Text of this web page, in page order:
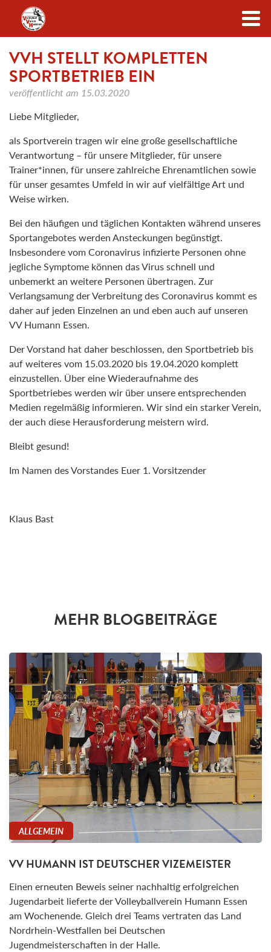
Zum Inhalt
VVH STELLT KOMPLETTEN
SPORTBETRIEB EIN
veröffentlicht am 15.03.2020
Liebe Mitglieder,
als Sportverein tragen wir eine große gesellschaftliche
Verantwortung – für unsere Mitglieder, für unsere
Trainer*innen, für unsere zahlreiche Ehrenamtlichen sowie
für unser gesamtes Umfeld in wir auf vielfältige Art und
Weise wirken.
Bei den häufigen und täglichen Kontakten während unseres
Sportangebotes werden Ansteckungen begünstigt.
Insbesondere vom Coronavirus infizierte Personen ohne
jegliche Symptome können das Virus schnell und
unbemerkt an weitere Personen übertragen. Zur
Verlangsamung der Verbreitung des Coronavirus kommt es
daher auf jeden Einzelnen an und eben auch auf unseren
VV Humann Essen.
Der Vorstand hat daher beschlossen, den Sportbetrieb bis
auf weiteres vom 15.03.2020 bis 19.04.2020 komplett
einzustellen. Über eine Wiederaufnahme des
Sportbetriebes werden wir über unsere entsprechenden
Medien regelmäßig informieren. Wir sind ein starker Verein,
der auch diese Herausforderung meistern wird.
Bleibt gesund!
Im Namen des Vorstandes Euer 1. Vorsitzender
Klaus Bast
MEHR BLOGBEITRÄGE
ALLGEMEIN
VV HUMANN IST DEUTSCHER VIZEMEISTER
Einen erneuten Beweis seiner nachhaltig erfolgreichen
Jugendarbeit lieferte der Volleyballverein Humann Essen
am Wochenende. Gleich drei Teams vertraten das Land
Nordrhein-Westfallen bei Deutschen
Jugendmeisterschaften in der Halle.